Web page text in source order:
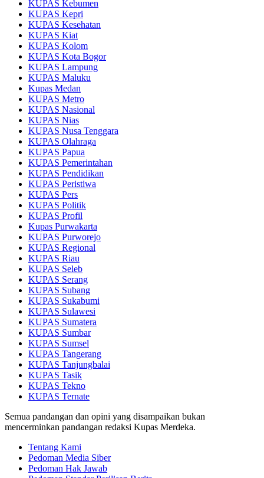
KUPAS Kebumen
KUPAS Kepri
KUPAS Kesehatan
KUPAS Kiat
KUPAS Kolom
KUPAS Kota Bogor
KUPAS Lampung
KUPAS Maluku
Kupas Medan
KUPAS Metro
KUPAS Nasional
KUPAS Nias
KUPAS Nusa Tenggara
KUPAS Olahraga
KUPAS Papua
KUPAS Pemerintahan
KUPAS Pendidikan
KUPAS Peristiwa
KUPAS Pers
KUPAS Politik
KUPAS Profil
Kupas Purwakarta
KUPAS Purworejo
KUPAS Regional
KUPAS Riau
KUPAS Seleb
KUPAS Serang
KUPAS Subang
KUPAS Sukabumi
KUPAS Sulawesi
KUPAS Sumatera
KUPAS Sumbar
KUPAS Sumsel
KUPAS Tangerang
KUPAS Tanjungbalai
KUPAS Tasik
KUPAS Tekno
KUPAS Ternate
Semua pandangan dan opini yang disampaikan bukan
mencerminkan pandangan redaksi Kupas Merdeka.
Tentang Kami
Pedoman Media Siber
Pedoman Hak Jawab